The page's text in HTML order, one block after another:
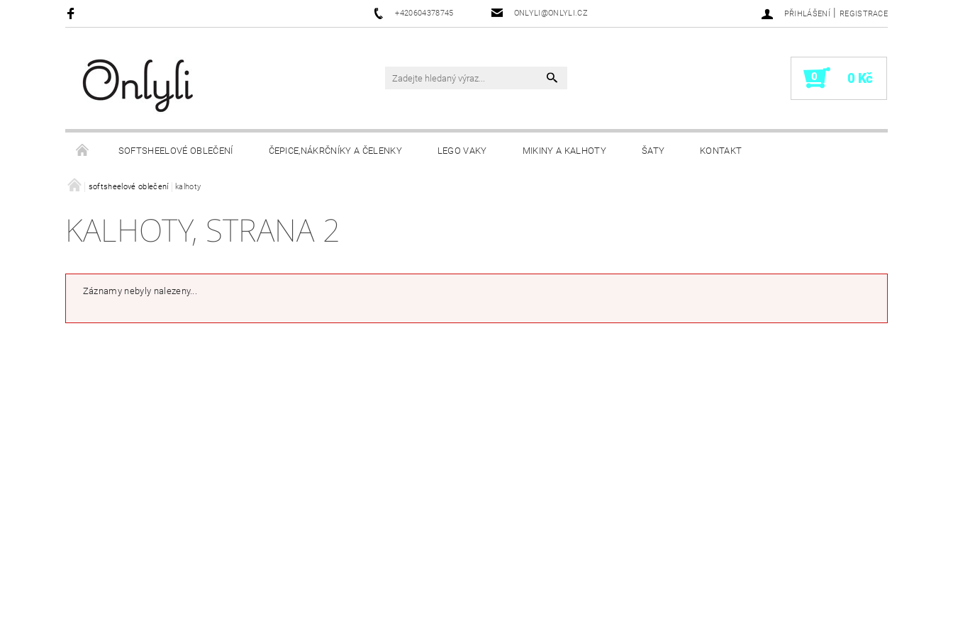
+420604378745 ONLYLI@ONLYLI.CZ PŘIHLÁŠENÍ | REGISTRACE
0 0 Kč
SOFTSHEELOVÉ OBLEČENÍ ČEPICE,NÁKRČNÍKY A ČELENKY LEGO VAKY MIKINY A KALHOTY ŠATY KONTAKT
OBCHODNÍ PODMÍNKY
softsheelové oblečení kalhoty
KALHOTY, STRANA 2
Záznamy nebyly nalezeny...